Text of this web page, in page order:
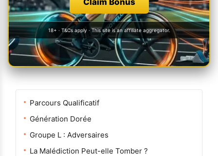
18+ · T&Cs apply · This site is an affiliate aggregator.
Parcours Qualificatif
Génération Dorée
Groupe L : Adversaires
La Malédiction Peut-elle Tomber ?